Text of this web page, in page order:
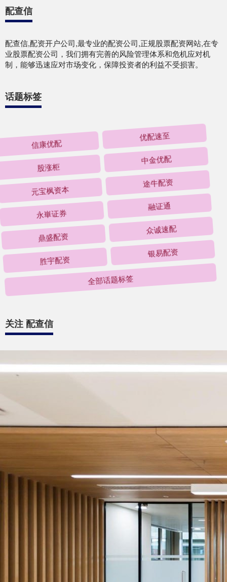
配查信
配查信,配资开户公司,最专业的配资公司,正规股票配资网站,在专
业股票配资公司，我们拥有完善的风险管理体系和危机应对机
制，能够迅速应对市场变化，保障投资者的利益不受损害。
话题标签
信康优配 优配速至
股涨柜 中金优配
元宝枫资本 途牛配资
永崋证券 融证通
鼎盛配资 众诚速配
胜宇配资 银易配资
全部话题标签
关注 配查信